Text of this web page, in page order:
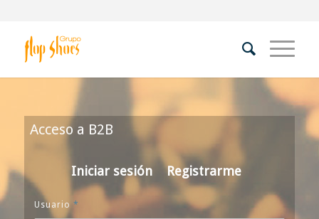
Acceso a B2B
Iniciar sesión Registrarme
Usuario *